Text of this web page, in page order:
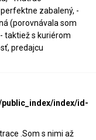
zabalený, -
(porovnávala som
taktiež s kuriérom
predajcu
index/id-
.Som s nimi až